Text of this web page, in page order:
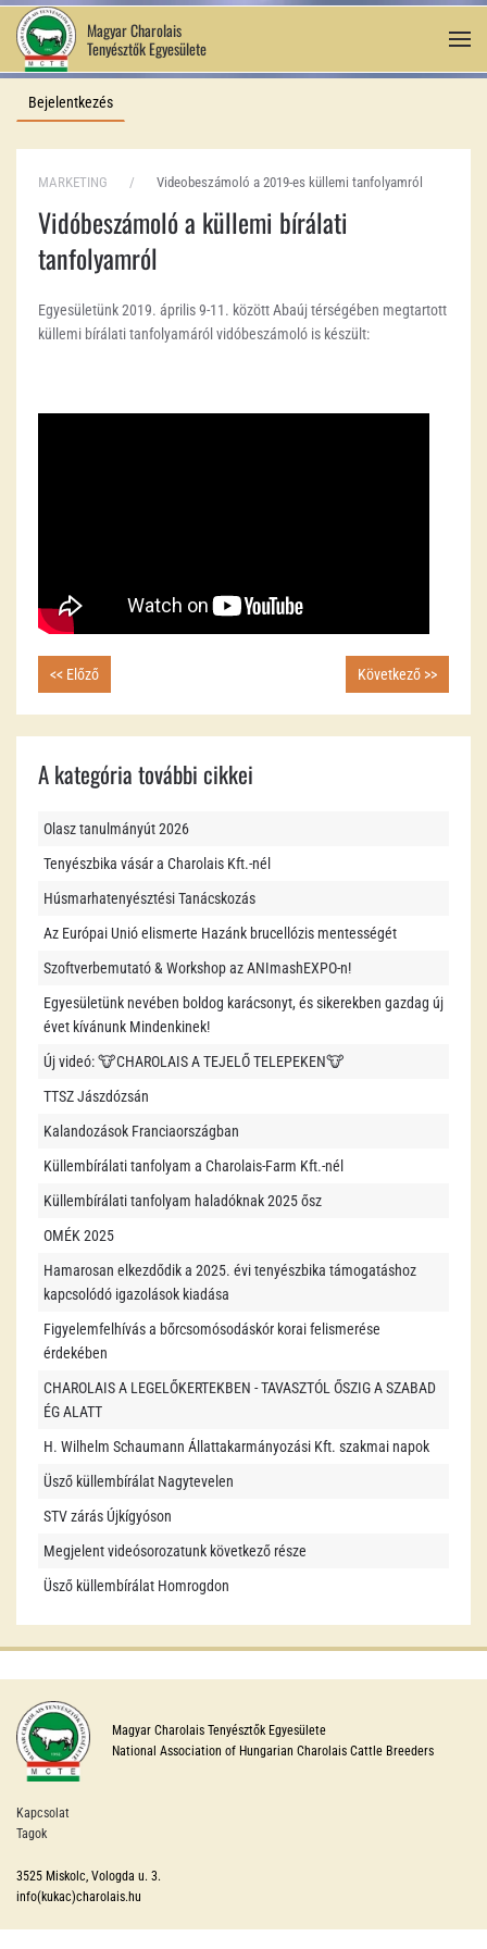
Fő tartalom átugrása
Magyar Charolais
Tenyésztők Egyesülete
Bejelentkezés
MARKETING Videobeszámoló a 2019-es küllemi tanfolyamról
Vidóbeszámoló a küllemi bírálati
tanfolyamról
Egyesületünk 2019. április 9-11. között Abaúj térségében megtartott
küllemi bírálati tanfolyamáról vidóbeszámoló is készült:
<< Előző Következő >>
A kategória további cikkei
Olasz tanulmányút 2026
Tenyészbika vásár a Charolais Kft.-nél
Húsmarhatenyésztési Tanácskozás
Az Európai Unió elismerte Hazánk brucellózis mentességét
Szoftverbemutató & Workshop az ANImashEXPO-n!
Egyesületünk nevében boldog karácsonyt, és sikerekben gazdag új
évet kívánunk Mindenkinek!
Új videó: 🐮CHAROLAIS A TEJELŐ TELEPEKEN🐮
TTSZ Jászdózsán
Kalandozások Franciaországban
Küllembírálati tanfolyam a Charolais-Farm Kft.-nél
Küllembírálati tanfolyam haladóknak 2025 ősz
OMÉK 2025
Hamarosan elkezdődik a 2025. évi tenyészbika támogatáshoz
kapcsolódó igazolások kiadása
Figyelemfelhívás a bőrcsomósodáskór korai felismerése
érdekében
CHAROLAIS A LEGELŐKERTEKBEN - TAVASZTÓL ŐSZIG A SZABAD
ÉG ALATT
H. Wilhelm Schaumann Állattakarmányozási Kft. szakmai napok
Üsző küllembírálat Nagytevelen
STV zárás Újkígyóson
Megjelent videósorozatunk következő része
Üsző küllembírálat Homrogdon
Magyar Charolais Tenyésztők Egyesülete
National Association of Hungarian Charolais Cattle Breeders
Kapcsolat
Tagok
3525 Miskolc, Vologda u. 3.
info(kukac)charolais.hu